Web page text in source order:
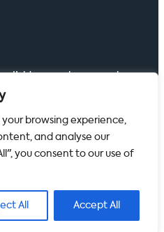
browsing experience,
and analyse our
you consent to our use of
All Accept All
lid te worden van de